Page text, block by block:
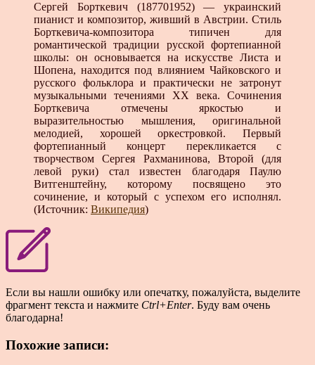
Сергей Борткевич (187701952) — украинский
пианист и композитор, живший в Австрии. Стиль
Борткевича-композитора типичен для
романтической традиции русской фортепианной
школы: он основывается на искусстве Листа и
Шопена, находится под влиянием Чайковского и
русского фольклора и практически не затронут
музыкальными течениями XX века. Сочинения
Борткевича отмечены яркостью и
выразительностью мышления, оригинальной
мелодией, хорошей оркестровкой. Первый
фортепианный концерт перекликается с
творчеством Сергея Рахманинова, Второй (для
левой руки) стал известен благодаря Паулю
Витгенштейну, которому посвящено это
сочинение, и который с успехом его исполнял.
(Источник: Википедия)
Если вы нашли ошибку или опечатку, пожалуйста, выделите
фрагмент текста и нажмите Ctrl+Enter. Буду вам очень
благодарна!
Похожие записи: